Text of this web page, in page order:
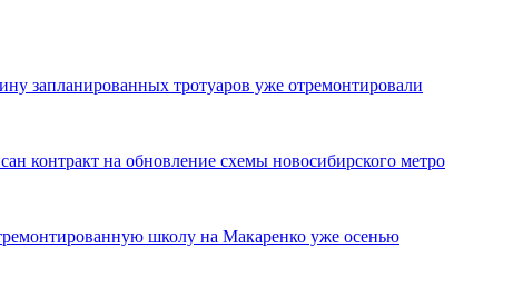
запланированных тротуаров уже отремонтировали
контракт на обновление схемы новосибирского метро
школу на Макаренко уже осенью